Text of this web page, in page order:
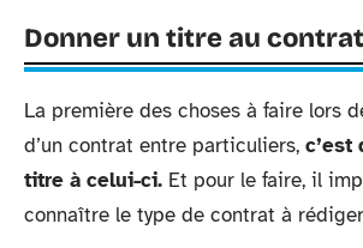
Donner un titre au contrat
La première des choses à faire lors
d’un contrat entre particuliers, c’est
titre à celui-ci. Et pour le faire, il
connaître le type de contrat à